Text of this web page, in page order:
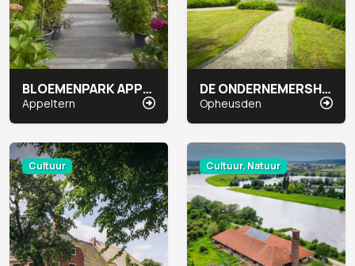
BLOEMENPARK APPELTERN
Appeltern
DE ONDERNEMERSHOEVE
Opheusden
Cultuur Cultuur, Natuur